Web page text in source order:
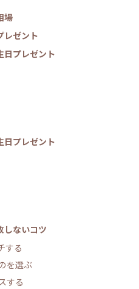
場
レゼント
日プレゼント
日プレゼント
しないコツ
する
を選ぶ
する